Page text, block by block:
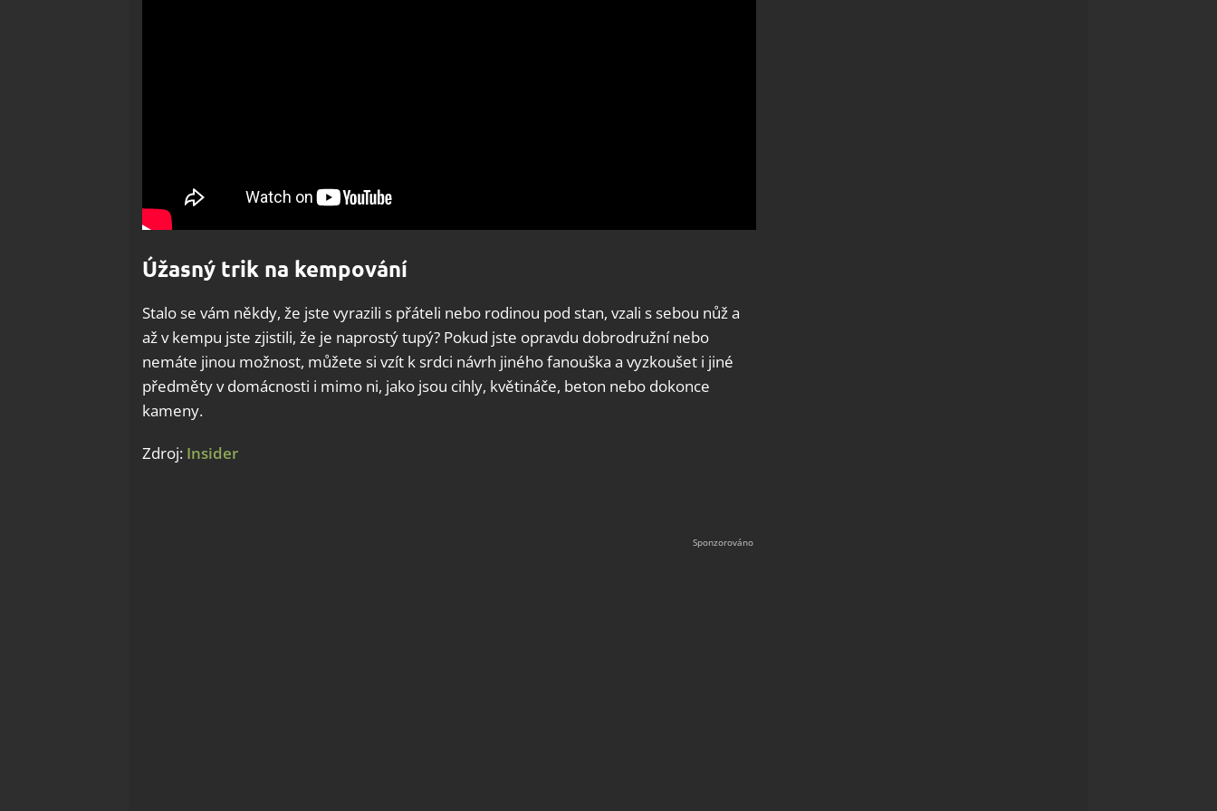
Úžasný trik na kempování
Stalo se vám někdy, že jste vyrazili s přáteli nebo rodinou pod stan, vzali s sebou nůž a
až v kempu jste zjistili, že je naprostý tupý? Pokud jste opravdu dobrodružní nebo
nemáte jinou možnost, můžete si vzít k srdci návrh jiného fanouška a vyzkoušet i jiné
předměty v domácnosti i mimo ni, jako jsou cihly, květináče, beton nebo dokonce
kameny.
Zdroj: Insider